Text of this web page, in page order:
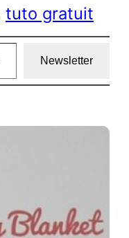
tuto gratuit
Newsletter